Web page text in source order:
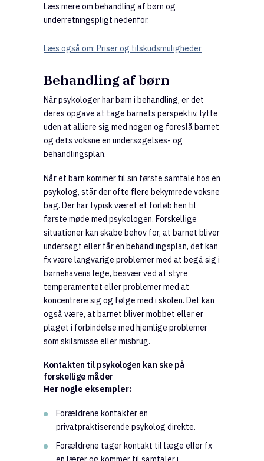
Læs mere om behandling af børn og
underretningspligt nedenfor.
Læs også om: Priser og tilskudsmuligheder
Behandling af børn
Når psykologer har børn i behandling, er det
deres opgave at tage barnets perspektiv, lytte
uden at alliere sig med nogen og foreslå barnet
og dets voksne en undersøgelses- og
behandlingsplan.
Når et barn kommer til sin første samtale hos en
psykolog, står der ofte flere bekymrede voksne
bag. Der har typisk været et forløb hen til
første møde med psykologen. Forskellige
situationer kan skabe behov for, at barnet bliver
undersøgt eller får en behandlingsplan, det kan
fx være langvarige problemer med at begå sig i
børnehavens lege, besvær ved at styre
temperamentet eller problemer med at
koncentrere sig og følge med i skolen. Det kan
også være, at barnet bliver mobbet eller er
plaget i forbindelse med hjemlige problemer
som skilsmisse eller misbrug.
Kontakten til psykologen kan ske på
forskellige måder
Her nogle eksempler:
Forældrene kontakter en
privatpraktiserende psykolog direkte.
Forældrene tager kontakt til læge eller fx